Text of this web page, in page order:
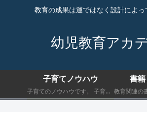
教育の成果は運ではなく設計によっ
幼児教育アカ
子育てノウハウ
子育てのノウハウです。 子育てにおいて最低限知っておくべきことを書きます。
書